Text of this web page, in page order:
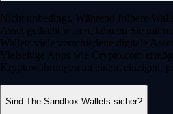
Nicht unbedingt. Während frühere
Asset gedacht waren, können Sie mit
Wallets viele verschiedene digitale
Vielseitige Apps wie Crypto.com
Kryptowährungen an einem einzigen,
Sind The Sandbox-Wallets sicher?